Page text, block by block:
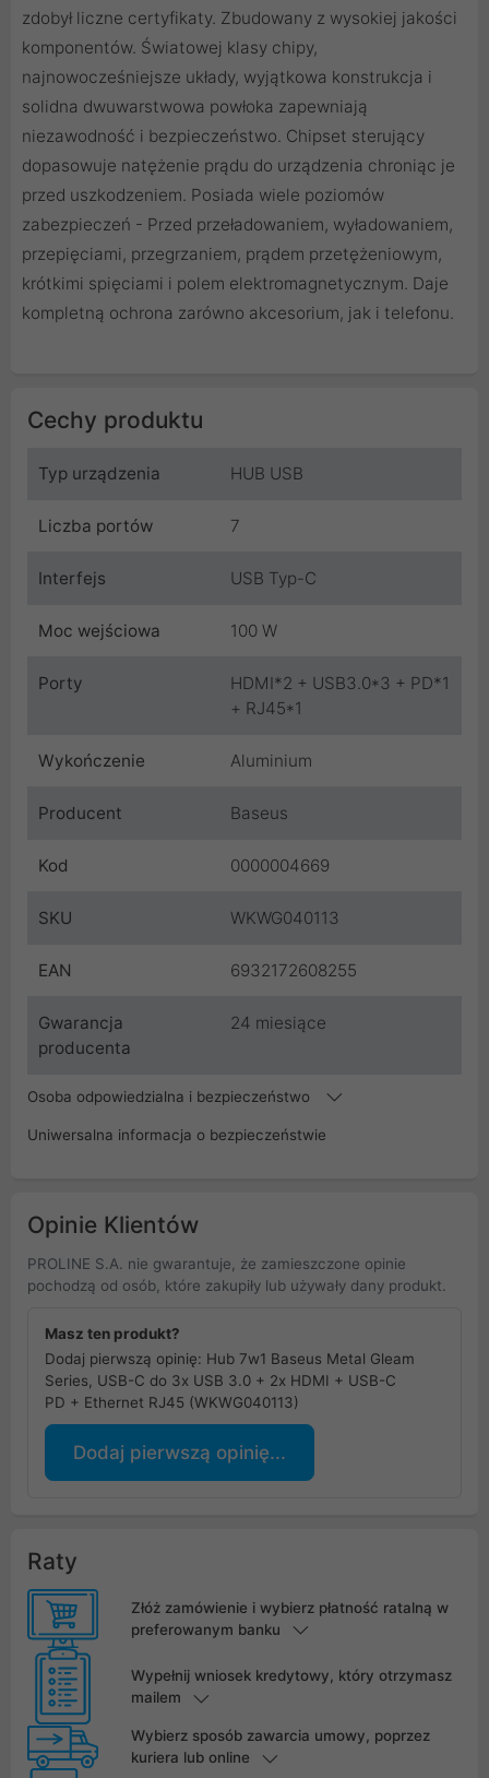
zdobył liczne certyfikaty. Zbudowany z wysokiej jakości
komponentów. Światowej klasy chipy,
najnowocześniejsze układy, wyjątkowa konstrukcja i
solidna dwuwarstwowa powłoka zapewniają
niezawodność i bezpieczeństwo. Chipset sterujący
dopasowuje natężenie prądu do urządzenia chroniąc je
przed uszkodzeniem. Posiada wiele poziomów
zabezpieczeń - Przed przeładowaniem, wyładowaniem,
przepięciami, przegrzaniem, prądem przetężeniowym,
krótkimi spięciami i polem elektromagnetycznym. Daje
kompletną ochrona zarówno akcesorium, jak i telefonu.
Cechy produktu
Typ urządzenia HUB USB
Liczba portów 7
Interfejs USB Typ-C
Moc wejściowa 100 W
Porty
HDMI*2 + USB3.0*3 + PD*1
+ RJ45*1
Wykończenie Aluminium
Producent Baseus
Kod 0000004669
SKU WKWG040113
EAN 6932172608255
Gwarancja
producenta
24 miesiące
Osoba odpowiedzialna i bezpieczeństwo
Uniwersalna informacja o bezpieczeństwie
Opinie Klientów
PROLINE S.A. nie gwarantuje, że zamieszczone opinie
pochodzą od osób, które zakupiły lub używały dany produkt.
Masz ten produkt?
Dodaj pierwszą opinię: Hub 7w1 Baseus Metal Gleam
Series, USB-C do 3x USB 3.0 + 2x HDMI + USB-C
PD + Ethernet RJ45 (WKWG040113)
Dodaj pierwszą opinię...
Raty
Złóż zamówienie i wybierz płatność ratalną w
preferowanym banku
Wypełnij wniosek kredytowy, który otrzymasz
mailem
Wybierz sposób zawarcia umowy, poprzez
kuriera lub online